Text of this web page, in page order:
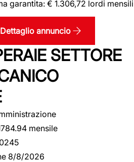
garantita: € 1.306,72 lordi mensili
Dettaglio annuncio
SETTORE
mensile
8/8/2026